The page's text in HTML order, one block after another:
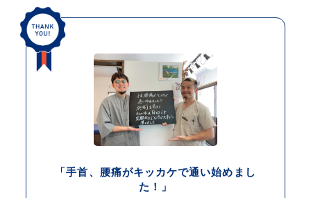
「手首、腰痛がキッカケで通い始めまし
た！」